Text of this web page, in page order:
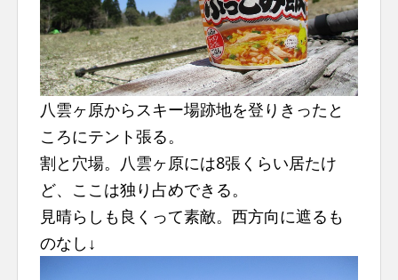
八雲ヶ原からスキー場跡地を登りきったと
ころにテント張る。
割と穴場。八雲ヶ原には8張くらい居たけ
ど、ここは独り占めできる。
見晴らしも良くって素敵。西方向に遮るも
のなし↓